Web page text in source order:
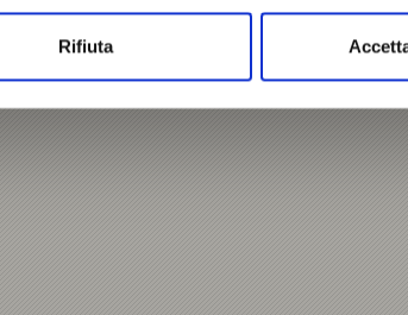
Rifiuta